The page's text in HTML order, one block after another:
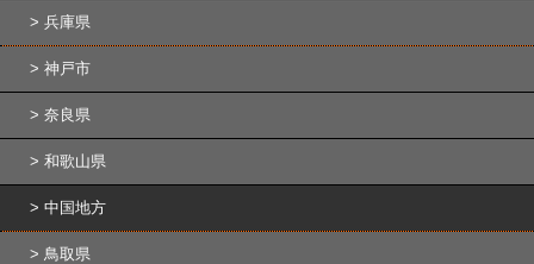
兵庫県
神戸市
奈良県
和歌山県
中国地方
鳥取県